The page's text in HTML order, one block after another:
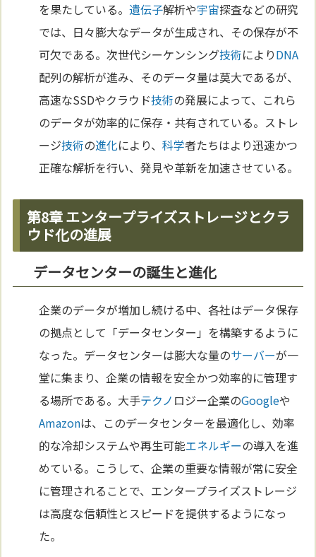
を果たしている。遺伝子解析や宇宙探査などの研究
では、日々膨大なデータが生成され、その保存が不
可欠である。次世代シーケンシング技術によりDNA
配列の解析が進み、そのデータ量は莫大であるが、
高速なSSDやクラウド技術の発展によって、これら
のデータが効率的に保存・共有されている。ストレ
ージ技術の進化により、科学者たちはより迅速かつ
正確な解析を行い、発見や革新を加速させている。
第8章 エンタープライズストレージとクラ
ウド化の進展
データセンターの誕生と進化
企業のデータが増加し続ける中、各社はデータ保存
の拠点として「データセンター」を構築するように
なった。データセンターは膨大な量のサーバーが一
堂に集まり、企業の情報を安全かつ効率的に管理す
る場所である。大手テクノ ロジー企業のGoogleや
Amazonは、このデータセンターを最適化し、効率
的な冷却システムや再生可能エネルギーの導入を進
めている。こうして、企業の重要な情報が常に安全
に管理されることで、エンタープライズストレージ
は高度な信頼性とスピードを提供するようになっ
た。